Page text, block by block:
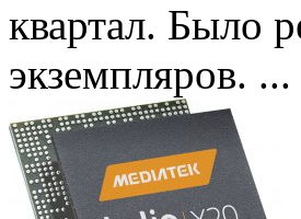
квартал. Было
экземпляров. ...